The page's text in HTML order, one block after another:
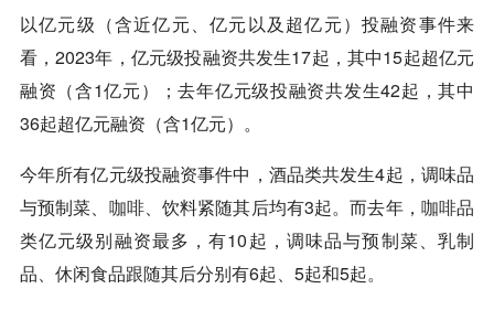
以亿元级（含近亿元、亿元以及超亿元）投融资事件来
看，2023年，亿元级投融资共发生17起，其中15起超亿元
融资（含1亿元）；去年亿元级投融资共发生42起，其中
36起超亿元融资（含1亿元）。
今年所有亿元级投融资事件中，酒品类共发生4起，调味品
与预制菜、 咖啡、饮料紧随其后均有3起。而去年， 咖啡品
类亿元级别融资最多，有10起，调味品与预制菜、乳制
品、休闲食品跟随其后分别有6起、5起和5起。